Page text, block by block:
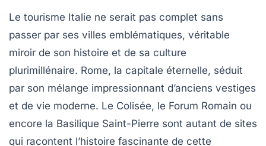
Le tourisme Italie ne serait pas complet sans
passer par ses villes emblématiques, véritable
miroir de son histoire et de sa culture
plurimillénaire. Rome, la capitale éternelle, séduit
par son mélange impressionnant d’anciens vestiges
et de vie moderne. Le Colisée, le Forum Romain ou
encore la Basilique Saint-Pierre sont autant de sites
qui racontent l’histoire fascinante de cette